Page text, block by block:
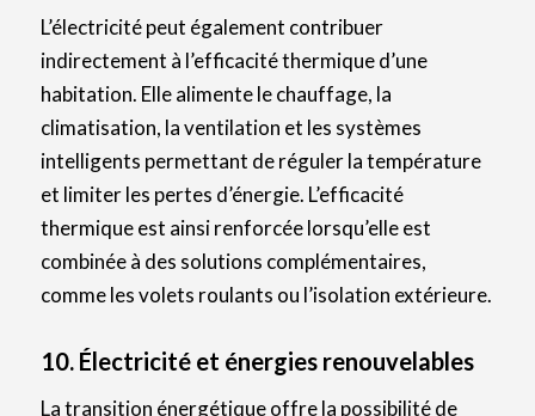
L’électricité peut également contribuer
indirectement à l’efficacité thermique d’une
habitation. Elle alimente le chauffage, la
climatisation, la ventilation et les systèmes
intelligents permettant de réguler la température
et limiter les pertes d’énergie. L’efficacité
thermique est ainsi renforcée lorsqu’elle est
combinée à des solutions complémentaires,
comme les volets roulants ou l’isolation extérieure.
10. Électricité et énergies renouvelables
La transition énergétique offre la possibilité de